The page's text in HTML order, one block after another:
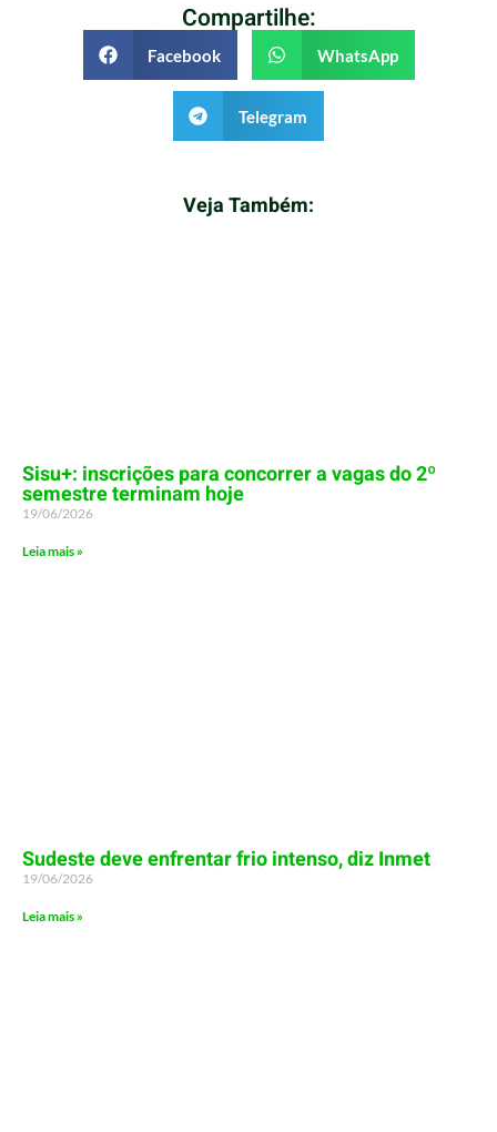
Compartilhe:
Facebook WhatsApp
Telegram
Veja Também:
Sisu+: inscrições para concorrer a vagas do 2º
semestre terminam hoje
19/06/2026
Leia mais »
Sudeste deve enfrentar frio intenso, diz Inmet
19/06/2026
Leia mais »